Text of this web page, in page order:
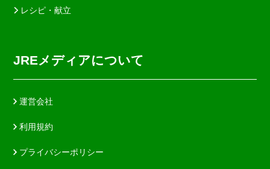
レシピ・献立
JREメディアについて
運営会社
利用規約
プライバシーポリシー